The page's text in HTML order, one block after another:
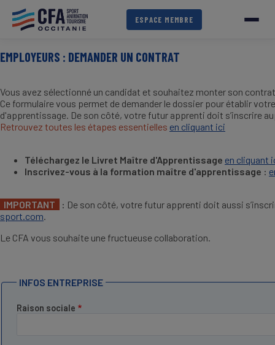
contenu
ESPACE MEMBRE
EMPLOYEURS : DEMANDER UN CONTRAT
Vous avez sélectionné un candidat et souhaitez monter son
Ce formulaire vous permet de demander le dossier pour établir
d'apprentissage. De son côté, votre futur apprenti doit s’inscrire
Retrouvez toutes les étapes essentielles en cliquant ici
Téléchargez le Livret Maître d'Apprentissage en cliquant
Inscrivez-vous à la formation maître d'apprentissage :
IMPORTANT : De son côté, votre futur apprenti doit aussi
sport.com.
Le CFA vous souhaite une fructueuse collaboration.
INFOS ENTREPRISE
Raison sociale